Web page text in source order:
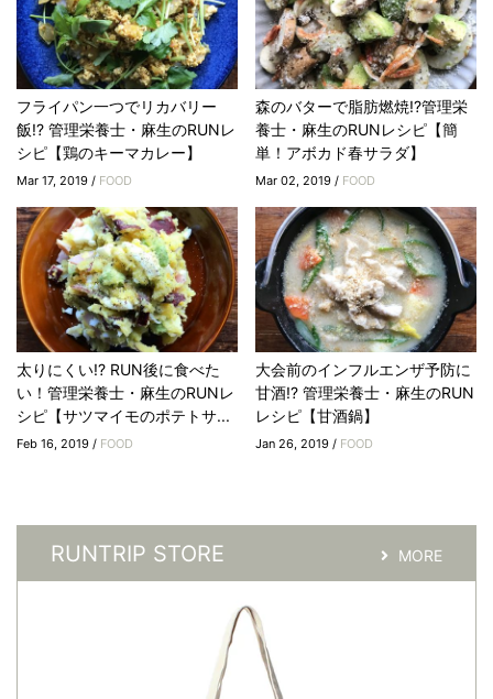
フライパン一つでリカバリー
飯!? 管理栄養士・麻生のRUNレ
シピ【鶏のキーマカレー】
Mar 17, 2019 / FOOD
森のバターで脂肪燃焼!?管理栄
養士・麻生のRUNレシピ【簡
単！アボカド春サラダ】
Mar 02, 2019 / FOOD
太りにくい!? RUN後に食べた
い！管理栄養士・麻生のRUNレ
シピ【サツマイモのポテトサ...
Feb 16, 2019 / FOOD
大会前のインフルエンザ予防に
甘酒!? 管理栄養士・麻生のRUN
レシピ【甘酒鍋】
Jan 26, 2019 / FOOD
RUNTRIP STORE MORE